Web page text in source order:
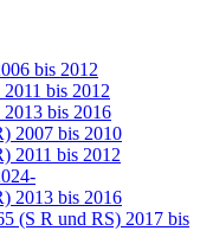
bis 2012
bis 2012
bis 2016
2007 bis 2010
2011 bis 2012
2013 bis 2016
(S R und RS) 2017 bis